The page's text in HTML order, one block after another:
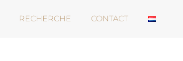
RECHERCHE CONTACT